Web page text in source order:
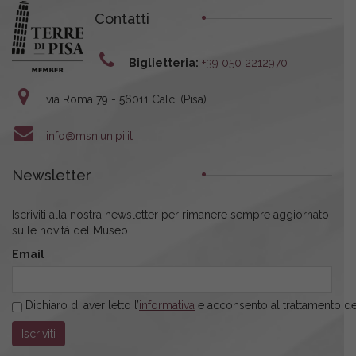
Contatti
Biglietteria: +39 050 2212970
via Roma 79 - 56011 Calci (Pisa)
info@msn.unipi.it
Newsletter
Iscriviti alla nostra newsletter per rimanere sempre aggiornato
sulle novità del Museo.
Email
Dichiaro di aver letto l’informativa e acconsento al trattamento